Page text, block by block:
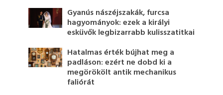
Gyanús nászéjszakák, furcsa
hagyományok: ezek a királyi
esküvők legbizarrabb kulisszatitkai
Hatalmas érték bújhat meg a
padláson: ezért ne dobd ki a
megörökölt antik mechanikus
faliórát